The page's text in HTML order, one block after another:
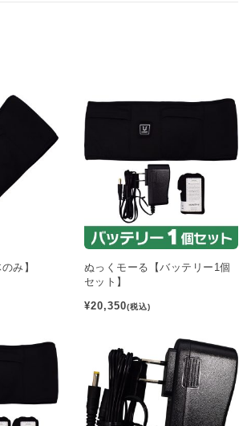
み】
ぬっくモーる【バッテリー1個
セット】
¥20,350(税込)